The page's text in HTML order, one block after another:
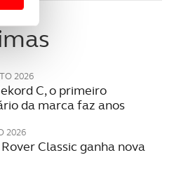
2026
C, o primeiro
da marca faz anos
2026
Classic ganha nova